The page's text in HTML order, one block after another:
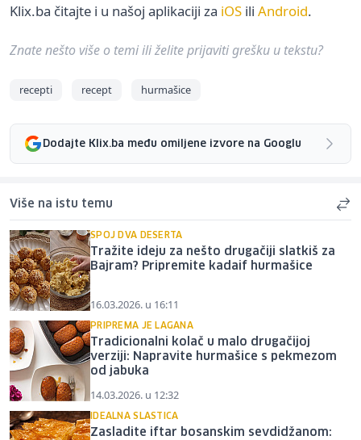
Klix.ba čitajte i u našoj aplikaciji za iOS ili Android.
Znate nešto više o temi ili želite prijaviti grešku u tekstu?
recepti recept hurmašice
Dodajte Klix.ba među omiljene izvore na Googlu
Više na istu temu
SPOJ DVA DESERTA
Tražite ideju za nešto drugačiji slatkiš za
Bajram? Pripremite kadaif hurmašice
16.03.2026. u 16:11
PRIPREMA JE LAGANA
Tradicionalni kolač u malo drugačijoj
verziji: Napravite hurmašice s pekmezom
od jabuka
14.03.2026. u 12:32
IDEALNA SLASTICA
Zasladite iftar bosanskim sevdidžanom: